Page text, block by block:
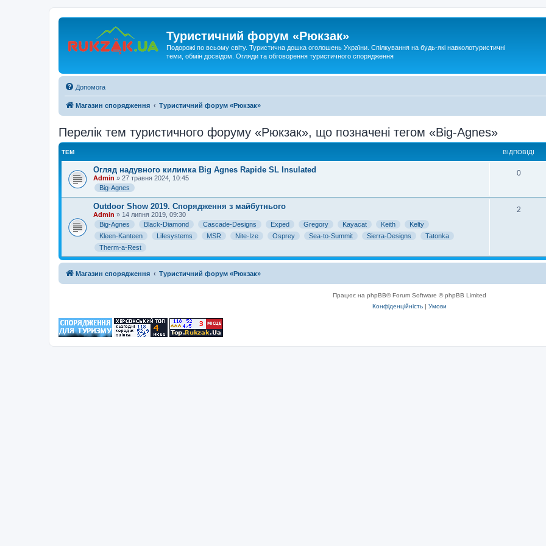
Туристичний форум «Рюкзак»
Подорожі по всьому світу. Туристична дошка оголошень України. Спілкування на будь-які навколотуристичні
теми, обмін досвідом. Огляди та обговорення туристичного спорядження
Допомога
Магазин спорядження Туристичний форум «Рюкзак»
Перелік тем туристичного форуму «Рюкзак», що позначені тегом «Big-Agnes»
ТЕМ ВІДПОВІДІ
Огляд надувного килимка Big Agnes Rapide SL Insulated
Admin » 27 травня 2024, 10:45
Big-Agnes
0
Outdoor Show 2019. Спорядження з майбутнього
Admin » 14 липня 2019, 09:30
Big-Agnes
Black-Diamond Cascade-Designs Exped Gregory Kayacat Keith
Kelty
Kleen-Kanteen
Lifesystems MSR Nite-Ize Osprey Sea-to-Summit Sierra-Designs
Tatonka
Therm-a-Rest
2
Магазин спорядження Туристичний форум «Рюкзак»
Працює на phpBB® Forum Software © phpBB Limited
Конфіденційність | Умови